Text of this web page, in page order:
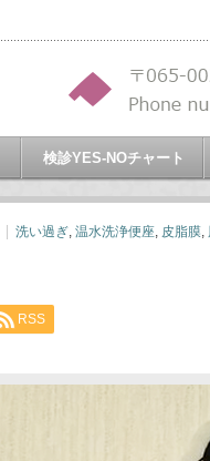
検診YES-NOチャート
洗い過ぎ, 温水洗浄便座, 皮脂膜,
RSS